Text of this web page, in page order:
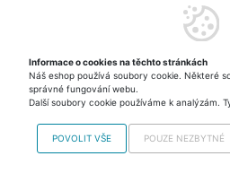
Informace o cookies na těchto stránkách
Náš eshop používá soubory cookie. Některé
správné fungování webu.
Další soubory cookie používáme k analýzám.
POVOLIT VŠE POUZE NEZBYTNÉ